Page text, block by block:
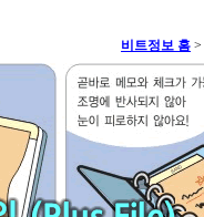
비트정보 홈 >